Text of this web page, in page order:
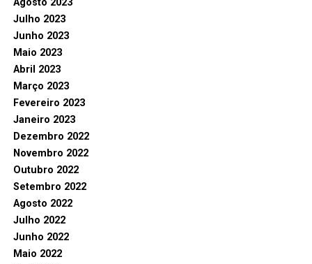
Agosto 2023
Julho 2023
Junho 2023
Maio 2023
Abril 2023
Março 2023
Fevereiro 2023
Janeiro 2023
Dezembro 2022
Novembro 2022
Outubro 2022
Setembro 2022
Agosto 2022
Julho 2022
Junho 2022
Maio 2022